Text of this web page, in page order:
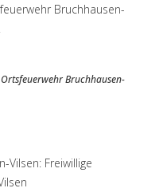
Bruchhausen-
Ortsfeuerwehr Bruchhausen-
Vilsen: Freiwillige